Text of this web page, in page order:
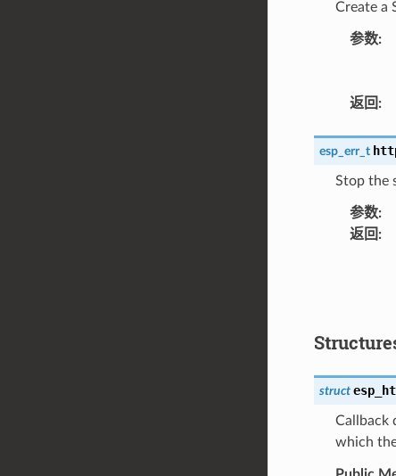
Create a
参数:
返回 :
esp_err_t
Stop the
参数:
返回 :
struct
Callback
which